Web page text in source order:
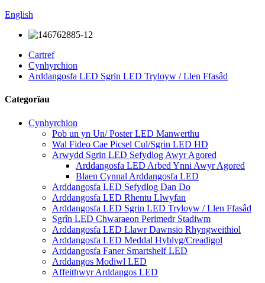
English
Cartref
Cynhyrchion
Arddangosfa LED Sgrin LED Tryloyw / Llen Ffasâd
Categorïau
Cynhyrchion
Pob un yn Un/ Poster LED Manwerthu
Wal Fideo Cae Picsel Cul/Sgrin LED HD
Arwydd Sgrin LED Sefydlog Awyr Agored
Arddangosfa LED Arbed Ynni Awyr Agored
Blaen Cynnal Arddangosfa LED
Arddangosfa LED Sefydlog Dan Do
Arddangosfa LED Rhentu Llwyfan
Arddangosfa LED Sgrin LED Tryloyw / Llen Ffasâd
Sgrîn LED Chwaraeon Perimedr Stadiwm
Arddangosfa LED Llawr Dawnsio Rhyngweithiol
Arddangosfa LED Meddal Hyblyg/Creadigol
Arddangosfa Faner Smartshelf LED
Arddangos Modiwl LED
Affeithwyr Arddangos LED